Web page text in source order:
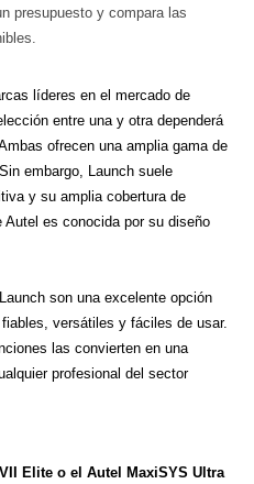
presupuesto y compara las
líderes en el mercado de
entre una y otra dependerá
ofrecen una amplia gama de
embargo, Launch suele
y su amplia cobertura de
es conocida por su diseño
son una excelente opción
versátiles y fáciles de usar.
las convierten en una
profesional del sector
Elite o el Autel MaxiSYS Ultra